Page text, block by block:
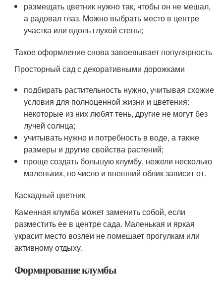
размещать цветник нужно так, чтобы он не мешал,
а радовал глаз. Можно выбрать место в центре
участка или вдоль глухой стены;
Такое оформление снова завоевывает популярность
Просторный сад с декоративными дорожками
подбирать растительность нужно, учитывая схожие
условия для полноценной жизни и цветения:
некоторые из них любят тень, другие не могут без
лучей солнца;
учитывать нужно и потребность в воде, а также
размеры и другие свойства растений;
проще создать большую клумбу, нежели несколько
маленьких, но число и внешний облик зависит от.
Каскадный цветник
Каменная клумба может заменить собой, если
разместить ее в центре сада. Маленькая и яркая
украсит место возлеи не помешает прогулкам или
активному отдыху.
Формирование клумбы